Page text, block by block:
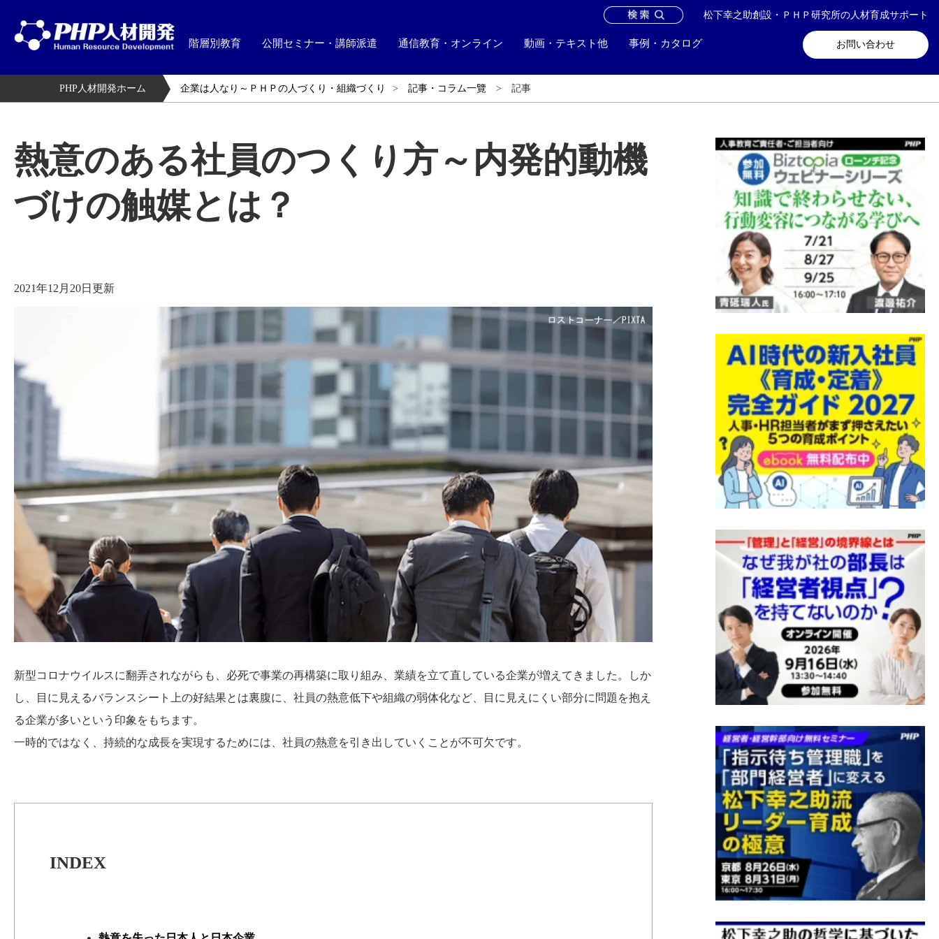
松下幸之助創設・ＰＨＰ研究所の人材育成サポート
お問い合わせ
階層別教育 公開セミナー・講師派遣 通信教育・オンライン 動画・テキスト他 事例・カタログ
お問い合わせ メールマガジン登録
PHP人材開発ホーム 企業は人なり～ＰＨＰの人づくり・組織づくり 記事・コラム一覽 記事
熱意のある社員のつくり方～内発的動機
づけの触媒とは？
2021年12月20日更新
新型コロナウイルスに翻弄されながらも、必死で事業の再構築に取り組み、業績を立て直している企業が増えてきました。しか
し、目に見えるバランスシート上の好結果とは裏腹に、社員の熱意低下や組織の弱体化など、目に見えにくい部分に問題を抱え
る企業が多いという印象をもちます。
一時的ではなく、持続的な成長を実現するためには、社員の熱意を引き出していくことが不可欠です。
INDEX